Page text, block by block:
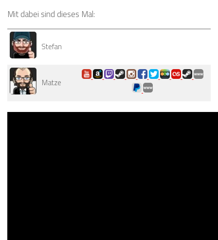
Mit dabei sind dieses Mal:
Stefan
Matze